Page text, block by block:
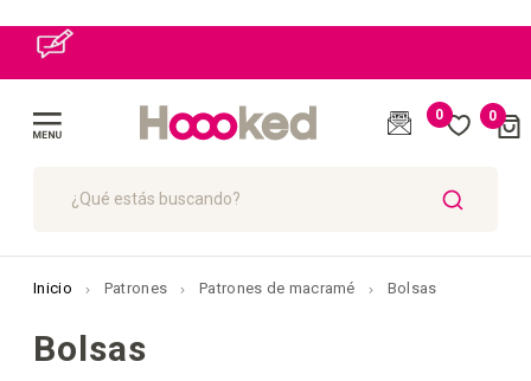
0 0Cart
Inicio Patrones Patrones de macramé Bolsas
Bolsas